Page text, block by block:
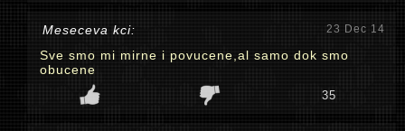
Meseceva kci: 23 Dec 14
Sve smo mi mirne i povucene,al samo dok smo
obucene
35